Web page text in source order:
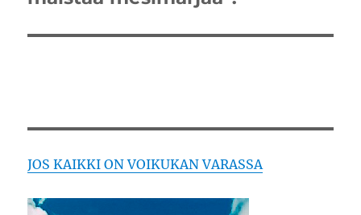
JOS KAIKKI ON VOIKUKAN VARASSA